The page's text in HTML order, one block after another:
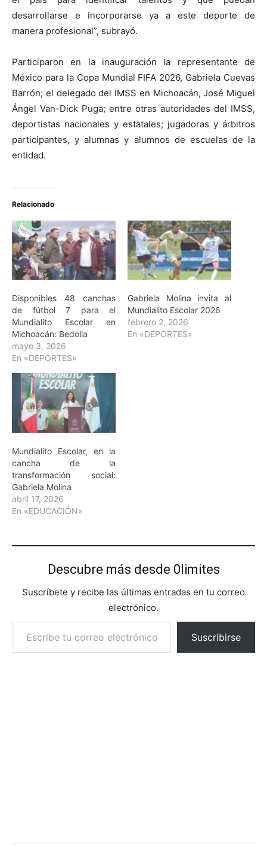
desarrollarse e incorporarse ya a este deporte de
manera profesional”, subrayó.
Participaron en la inauguración la representante de
México para la Copa Mundial FIFA 2026, Gabriela Cuevas
Barrón; el delegado del IMSS en Michoacán, José Miguel
Ángel Van-Dick Puga; entre otras autoridades del IMSS,
deportistas nacionales y estatales; jugadoras y árbitros
participantes, y alumnas y alumnos de escuelas de la
entidad.
Relacionado
Disponibles 48 canchas
de fútbol 7 para el
Mundialito Escolar en
Michoacán: Bedolla
mayo 3, 2026
En «DEPORTES»
Gabriela Molina invita al
Mundialito Escolar 2026
febrero 2, 2026
En «DEPORTES»
Mundialito Escolar, en la
cancha de la
transformación social:
Gabriela Molina
abril 17, 2026
En «EDUCACIÓN»
Descubre más desde 0limites
Suscríbete y recibe las últimas entradas en tu correo
electrónico.
Escribe tu correo electrónico…
Suscribirse